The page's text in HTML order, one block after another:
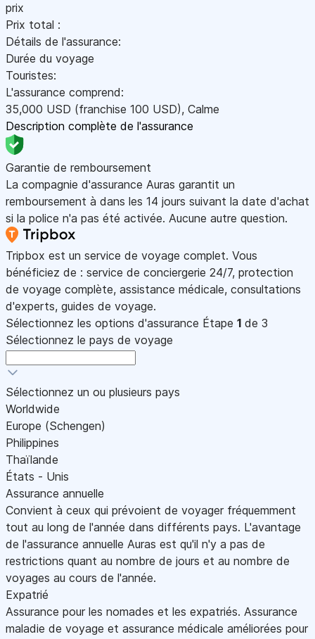
prix
Prix total :
Détails de l'assurance:
Durée du voyage
Touristes:
L'assurance comprend:
35,000 USD (franchise 100 USD), Calme
Description complète de l'assurance
Garantie de remboursement
La compagnie d'assurance Auras garantit un
remboursement à dans les 14 jours suivant la date d'achat
si la police n'a pas été activée. Aucune autre question.
Tripbox est un service de voyage complet. Vous
bénéficiez de : service de conciergerie 24/7, protection
de voyage complète, assistance médicale, consultations
d'experts, guides de voyage.
Sélectionnez les options d'assurance Étape 1 de 3
Sélectionnez le pays de voyage
Sélectionnez un ou plusieurs pays
Worldwide
Europe (Schengen)
Philippines
Thaïlande
États - Unis
Assurance annuelle
Convient à ceux qui prévoient de voyager fréquemment
tout au long de l'année dans différents pays. L'avantage
de l'assurance annuelle Auras est qu'il n'y a pas de
restrictions quant au nombre de jours et au nombre de
voyages au cours de l'année.
Expatrié
Assurance pour les nomades et les expatriés. Assurance
maladie de voyage et assurance médicale améliorées pour